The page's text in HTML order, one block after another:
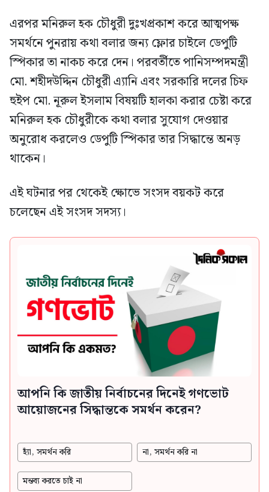
এরপর মনিরুল হক চৌধুরী দুঃখপ্রকাশ করে আত্মপক্ষ
সমর্থনে পুনরায় কথা বলার জন্য ফ্লোর চাইলে ডেপুটি
স্পিকার তা নাকচ করে দেন। পরবর্তীতে পানিসম্পদমন্ত্রী
মো. শহীদউদ্দিন চৌধুরী এ্যানি এবং সরকারি দলের চিফ
হুইপ মো. নূরুল ইসলাম বিষয়টি হালকা করার চেষ্টা করে
মনিরুল হক চৌধুরীকে কথা বলার সুযোগ দেওয়ার
অনুরোধ করলেও ডেপুটি স্পিকার তার সিদ্ধান্তে অনড়
থাকেন।
এই ঘটনার পর থেকেই ক্ষোভে সংসদ বয়কট করে
চলেছেন এই সংসদ সদস্য।
আপনি কি জাতীয় নির্বাচনের দিনেই গণভোট
আয়োজনের সিদ্ধান্তকে সমর্থন করেন?
হ্যাঁ, সমর্থন করি না, সমর্থন করি না
মন্তব্য করতে চাই না